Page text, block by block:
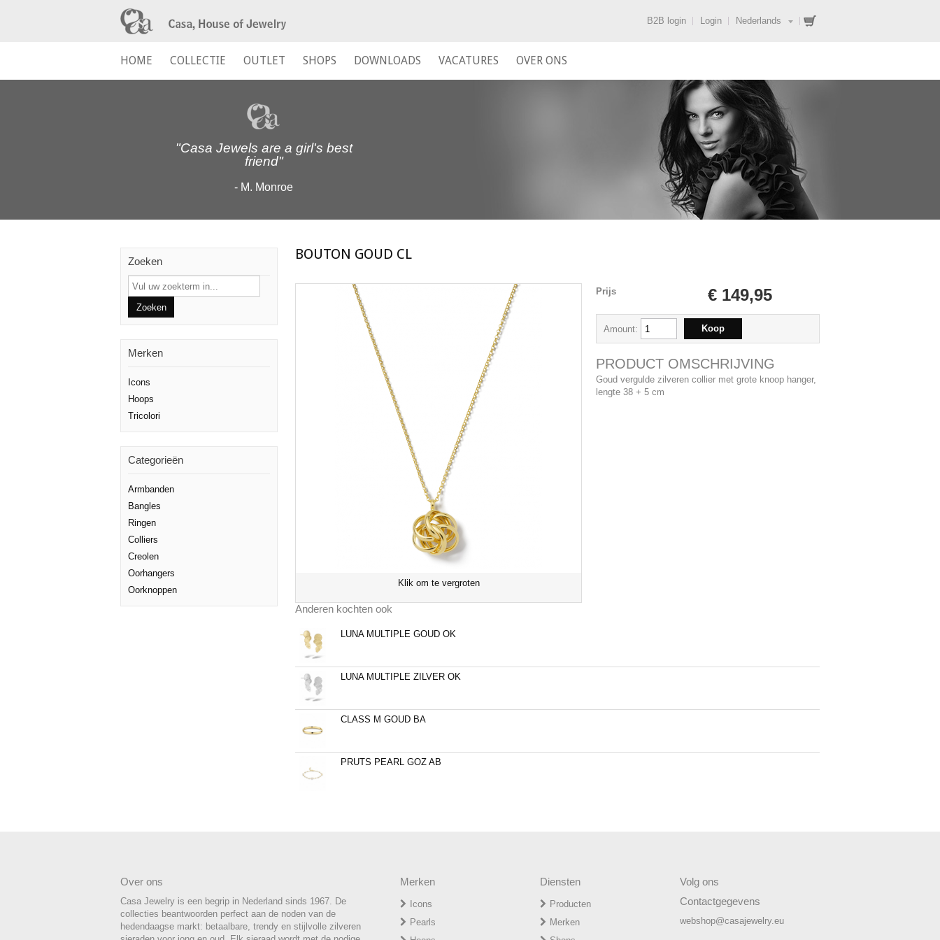
B2B login Login Nederlands
HOME COLLECTIE OUTLET SHOPS DOWNLOADS VACATURES OVER ONS
"Casa Jewels are a girl's best
friend"
- M. Monroe
BOUTON GOUD CL
Klik om te vergroten
Prijs € 149,95
Amount:
PRODUCT OMSCHRIJVING
Goud vergulde zilveren collier met grote knoop hanger,
lengte 38 + 5 cm
Anderen kochten ook
LUNA MULTIPLE GOUD OK
LUNA MULTIPLE ZILVER OK
CLASS M GOUD BA
PRUTS PEARL GOZ AB
Zoeken
Merken
Icons
Hoops
Tricolori
Categorieën
Armbanden
Bangles
Ringen
Colliers
Creolen
Oorhangers
Oorknoppen
Over ons
Casa Jewelry is een begrip in Nederland sinds 1967. De
collecties beantwoorden perfect aan de noden van de
hedendaagse markt: betaalbare, trendy en stijlvolle zilveren
Merken
Icons
Pearls
Diensten
Producten
Merken
Volg ons
Contactgegevens
webshop@casajewelry.eu